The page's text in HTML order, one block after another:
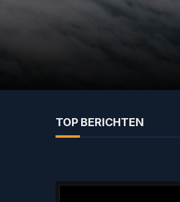
TOP BERICHTEN